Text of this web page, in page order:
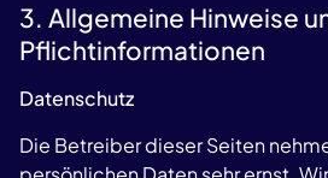
3. Allgemeine Hinweise
Pflichtinformationen
Datenschutz
Die Betreiber dieser Seiten